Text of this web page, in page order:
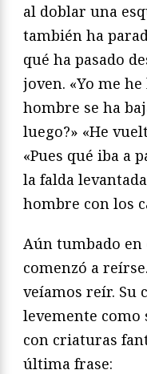
al doblar una
también ha
qué ha pasado
joven. «Yo me
hombre se ha
luego?» «He
«Pues qué iba a
la falda
hombre con los
Aún tumbado en
comenzó a
veíamos reír. Su
levemente
con criaturas
última frase: